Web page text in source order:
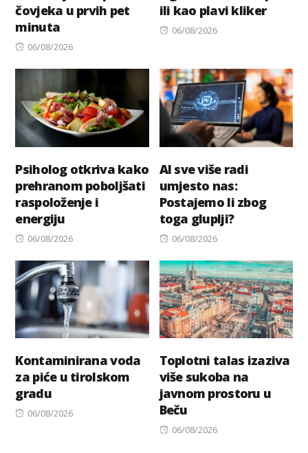
čovjeka u prvih pet
minuta
Posted
06/08/2026
ili kao plavi kliker
Posted
06/08/2026
Psiholog otkriva kako
prehranom poboljšati
raspoloženje i
energiju
Posted
06/08/2026
AI sve više radi
umjesto nas:
Postajemo li zbog
toga gluplji?
Posted
06/08/2026
Kontaminirana voda
za piće u tirolskom
gradu
Posted
06/08/2026
Toplotni talas izaziva
više sukoba na
javnom prostoru u
Beču
Posted
06/08/2026